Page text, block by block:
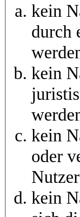
kein
durch
kein
kein
oder
kein